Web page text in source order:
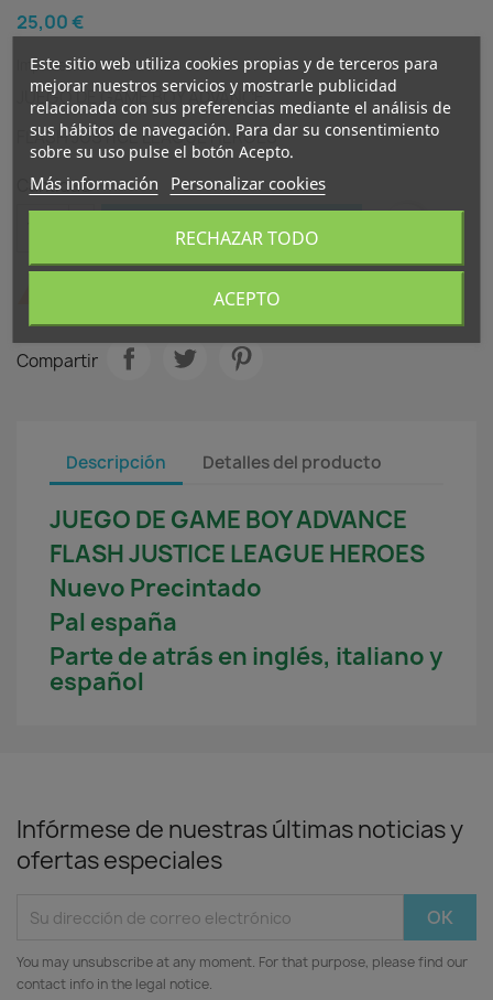
25,00 €
Impuestos incluidos
JUEGO DE GAME BOY ADVANCE
FLASH JUSTICE LEAGUE HEROES
Cantidad
AÑADIR AL CARRITO
Últimas unidades en stock
Compartir
Descripción Detalles del producto
JUEGO DE GAME BOY ADVANCE
FLASH JUSTICE LEAGUE HEROES
Nuevo Precintado
Pal españa
Parte de atrás en inglés, italiano y
español
Infórmese de nuestras últimas noticias y
ofertas especiales
You may unsubscribe at any moment. For that purpose, please find our
contact info in the legal notice.
Este sitio web utiliza cookies propias y de terceros para
mejorar nuestros servicios y mostrarle publicidad
relacionada con sus preferencias mediante el análisis de
sus hábitos de navegación. Para dar su consentimiento
sobre su uso pulse el botón Acepto.
Más información Personalizar cookies
RECHAZAR TODO
ACEPTO